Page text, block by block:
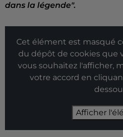
dans la légende".
Cet élément est masqué
du dépôt de cookies que
vous souhaitez l'afficher,
votre accord en
Afficher